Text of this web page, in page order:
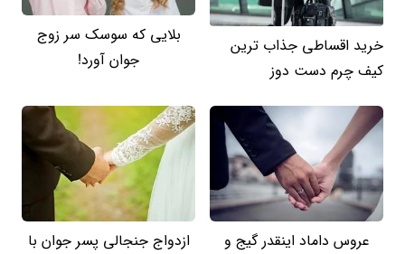
خرید اقساطی جذاب ترین
کیف چرم دست دوز
بلایی که سوسک سر زوج
جوان آورد!
عروس داماد اینقدر گیج و
ازدواج جنجالی پسر جوان با